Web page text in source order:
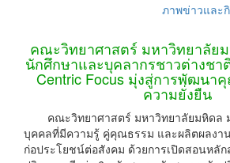
ภาพข่าวและ
คณะวิทยาศาสตร์ มหาวิทยาลัย
นักศึกษาและบุคลากรชาวต่างชา
Centric Focus มุ่งสู่การพัฒนา
ความยั่งยืน
คณะวิทยาศาสตร์ มหาวิทยาลัยมหิดล
บุคคลที่มีความรู้ คู่คุณธรรม และผลิตผลง
ก่อประโยชน์ต่อสังคม ด้วยการเปิดสอนหลั